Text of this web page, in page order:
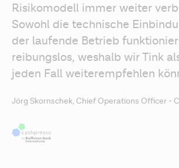
Risikomodell immer weiter
Sowohl die technische
der laufende Betrieb
reibungslos, weshalb wir Tink
jeden Fall weiterempfehlen
Jörg Skornschek, Chief Operations Officer -